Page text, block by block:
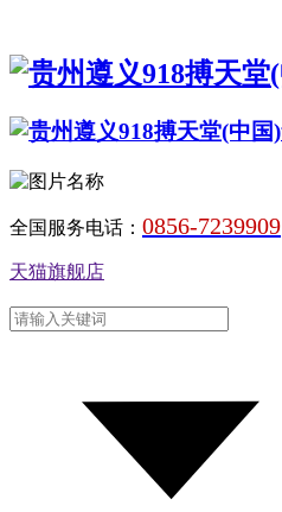
全国服务电话： 0856-7239909
天猫旗舰店